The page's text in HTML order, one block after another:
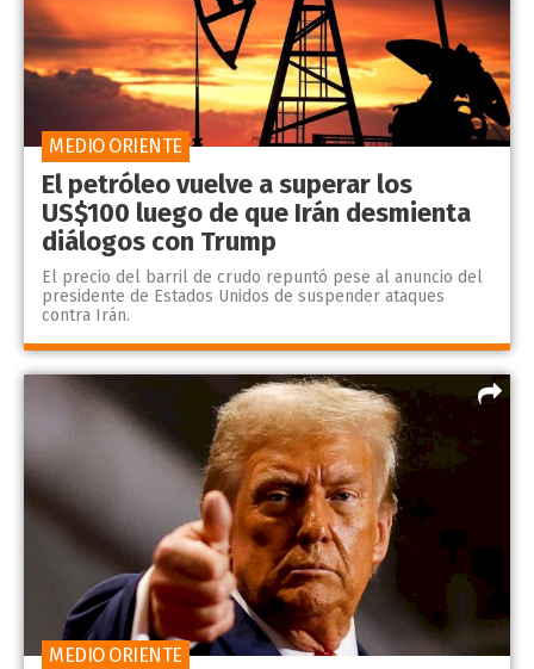
El petróleo vuelve a superar los
US$100 luego de que Irán desmienta
diálogos con Trump
El precio del barril de crudo repuntó pese al anuncio del
presidente de Estados Unidos de suspender ataques
contra Irán.
MEDIO ORIENTE
MEDIO ORIENTE